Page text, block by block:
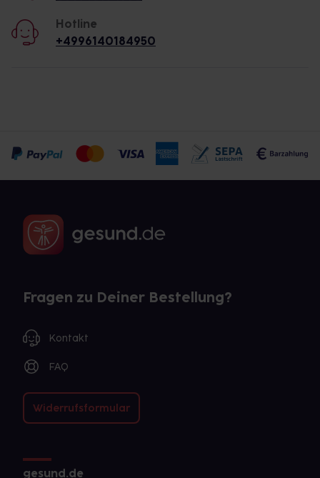
Hotline
+4996140184950
Fragen zu Deiner Bestellung?
Kontakt
FAQ
Widerrufsformular
gesund.de